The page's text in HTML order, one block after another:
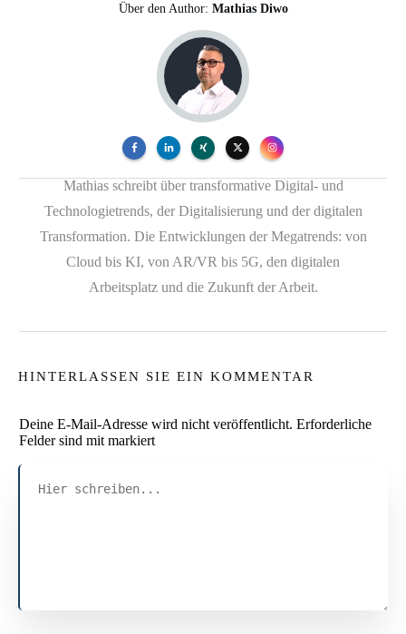
Über den Author: Mathias Diwo
Mathias schreibt über transformative Digital- und
Technologietrends, der Digitalisierung und der digitalen
Transformation. Die Entwicklungen der Megatrends: von
Cloud bis KI, von AR/VR bis 5G, den digitalen
Arbeitsplatz und die Zukunft der Arbeit.
HINTERLASSEN SIE EIN KOMMENTAR
Deine E-Mail-Adresse wird nicht veröffentlicht. Erforderliche
Felder sind mit markiert